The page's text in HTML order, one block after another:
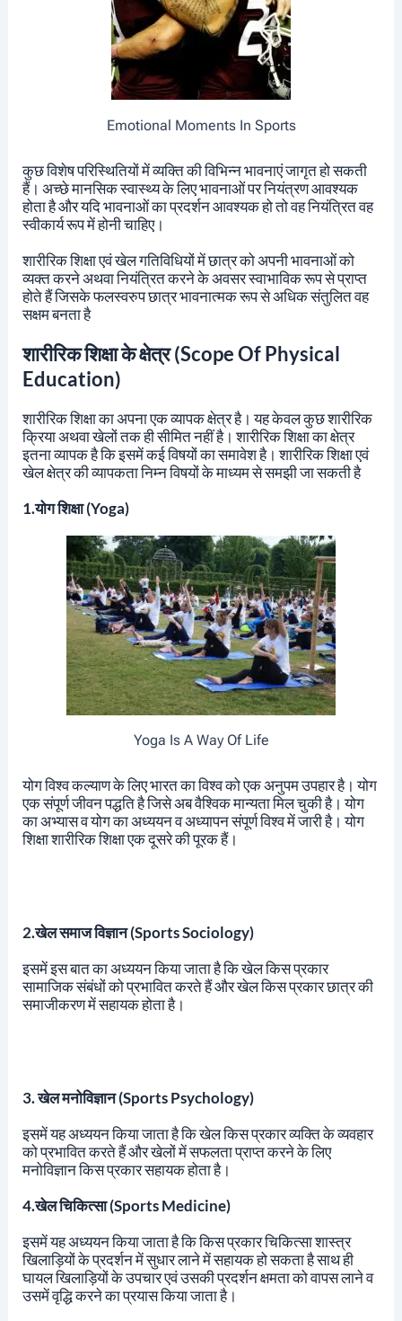
Emotional Moments In Sports
कुछ विशेष परिस्थितियों में व्यक्ति की विभिन्न भावनाएं जागृत हो सकती
हैं। अच्छे मानसिक स्वास्थ्य के लिए भावनाओं पर नियंत्रण आवश्यक
होता है और यदि भावनाओं का प्रदर्शन आवश्यक हो तो वह नियंत्रित वह
स्वीकार्य रूप में होनी चाहिए।
शारीरिक शिक्षा एवं खेल गतिविधियों में छात्र को अपनी भावनाओं को
व्यक्त करने अथवा नियंत्रित करने के अवसर स्वाभाविक रूप से प्राप्त
होते हैं जिसके फलस्वरुप छात्र भावनात्मक रूप से अधिक संतुलित वह
सक्षम बनता है
शारीरिक शिक्षा के क्षेत्र (Scope Of Physical
Education)
शारीरिक शिक्षा का अपना एक व्यापक क्षेत्र है। यह केवल कुछ शारीरिक
क्रिया अथवा खेलों तक ही सीमित नहीं है। शारीरिक शिक्षा का क्षेत्र
इतना व्यापक है कि इसमें कई विषयों का समावेश है। शारीरिक शिक्षा एवं
खेल क्षेत्र की व्यापकता निम्न विषयों के माध्यम से समझी जा सकती है
1.योग शिक्षा (Yoga)
Yoga Is A Way Of Life
योग विश्व कल्याण के लिए भारत का विश्व को एक अनुपम उपहार है। योग
एक संपूर्ण जीवन पद्धति है जिसे अब वैश्विक मान्यता मिल चुकी है। योग
का अभ्यास व योग का अध्ययन व अध्यापन संपूर्ण विश्व में जारी है। योग
शिक्षा शारीरिक शिक्षा एक दूसरे की पूरक हैं।
2.खेल समाज विज्ञान (Sports Sociology)
इसमें इस बात का अध्ययन किया जाता है कि खेल किस प्रकार
सामाजिक संबंधों को प्रभावित करते हैं और खेल किस प्रकार छात्र की
समाजीकरण में सहायक होता है।
3. खेल मनोविज्ञान (Sports Psychology)
इसमें यह अध्ययन किया जाता है कि खेल किस प्रकार व्यक्ति के व्यवहार
को प्रभावित करते हैं और खेलों में सफलता प्राप्त करने के लिए
मनोविज्ञान किस प्रकार सहायक होता है।
4.खेल चिकित्सा (Sports Medicine)
इसमें यह अध्ययन किया जाता है कि किस प्रकार चिकित्सा शास्त्र
खिलाड़ियों के प्रदर्शन में सुधार लाने में सहायक हो सकता है साथ ही
घायल खिलाड़ियों के उपचार एवं उसकी प्रदर्शन क्षमता को वापस लाने व
उसमें वृद्धि करने का प्रयास किया जाता है।